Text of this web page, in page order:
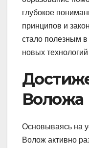
глубокое
принципов и
стало полезным в
новых
Воложа
Основываясь на
Волож активно